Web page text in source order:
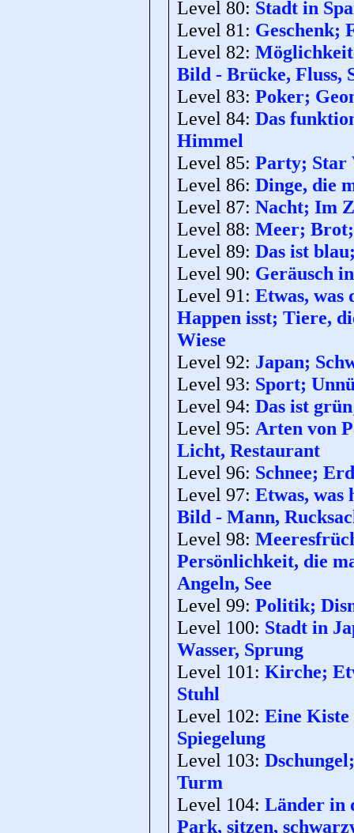
Level 80: Stadt in
Level 81: Geschenk;
Level 82:
Bild - Brücke, Fluss,
Level 83: Poker;
Level 84: Das
Himmel
Level 85: Party; Star
Level 86: Dinge, die
Level 87: Nacht; Im
Level 88: Meer; Brot;
Level 89: Das ist
Level 90: Geräusch
Level 91: Etwas, was
Happen isst; Tiere,
Wiese
Level 92: Japan;
Level 93: Sport;
Level 94: Das ist
Level 95: Arten von
Licht, Restaurant
Level 96: Schnee;
Level 97: Etwas, was
Bild - Mann,
Level 98:
Persönlichkeit, die
Angeln, See
Level 99: Politik;
Level 100: Stadt in
Wasser, Sprung
Level 101: Kirche;
Stuhl
Level 102: Eine
Spiegelung
Level 103:
Turm
Level 104: Länder in
Park, sitzen,